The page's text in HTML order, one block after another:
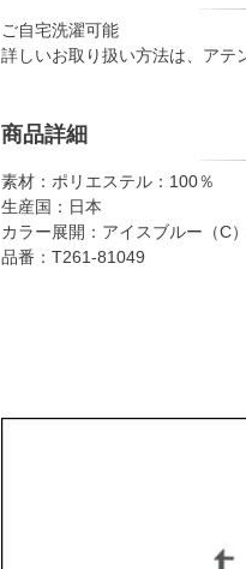
ご自宅洗濯可能
詳しいお取り扱い方法は、アテ
商品詳細
素材：ポリエステル：100％
生産国：日本
カラー展開：アイスブルー（C
品番：T261-81049